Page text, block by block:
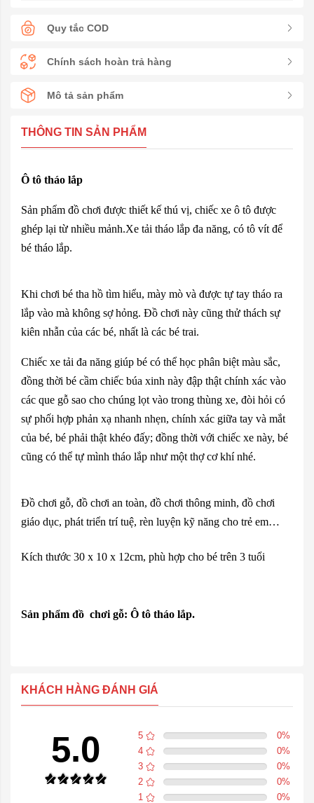
Quy tắc COD
Chính sách hoàn trả hàng
Mô tả sản phẩm
THÔNG TIN SẢN PHẨM
Ô tô tháo lắp
Sản phẩm đồ chơi được thiết kế thú vị, chiếc xe ô tô được
ghép lại từ nhiều mảnh.Xe tải tháo lắp đa năng, có tô vít để
bé tháo lắp.
Khi chơi bé tha hồ tìm hiểu, mày mò và được tự tay tháo ra
lắp vào mà không sợ hỏng. Đồ chơi này cũng thử thách sự
kiên nhẫn của các bé, nhất là các bé trai.
Chiếc xe tải đa năng giúp bé có thể học phân biệt màu sắc,
đồng thời bé cầm chiếc búa xinh này đập thật chính xác vào
các que gỗ sao cho chúng lọt vào trong thùng xe, đòi hỏi có
sự phối hợp phản xạ nhanh nhẹn, chính xác giữa tay và mắt
của bé, bé phải thật khéo đấy; đồng thời với chiếc xe này, bé
cũng có thể tự mình tháo lắp như một thợ cơ khí nhé.
Đồ chơi gỗ, đồ chơi an toàn, đồ chơi thông minh, đồ chơi
giáo dục, phát triển trí tuệ, rèn luyện kỹ năng cho trẻ em…
Kích thước 30 x 10 x 12cm, phù hợp cho bé trên 3 tuổi
Sản phẩm đồ chơi gỗ: Ô tô tháo lắp.
KHÁCH HÀNG ĐÁNH GIÁ
5.0 5 0%
4
0%
3
0%
2
0%
1
0%